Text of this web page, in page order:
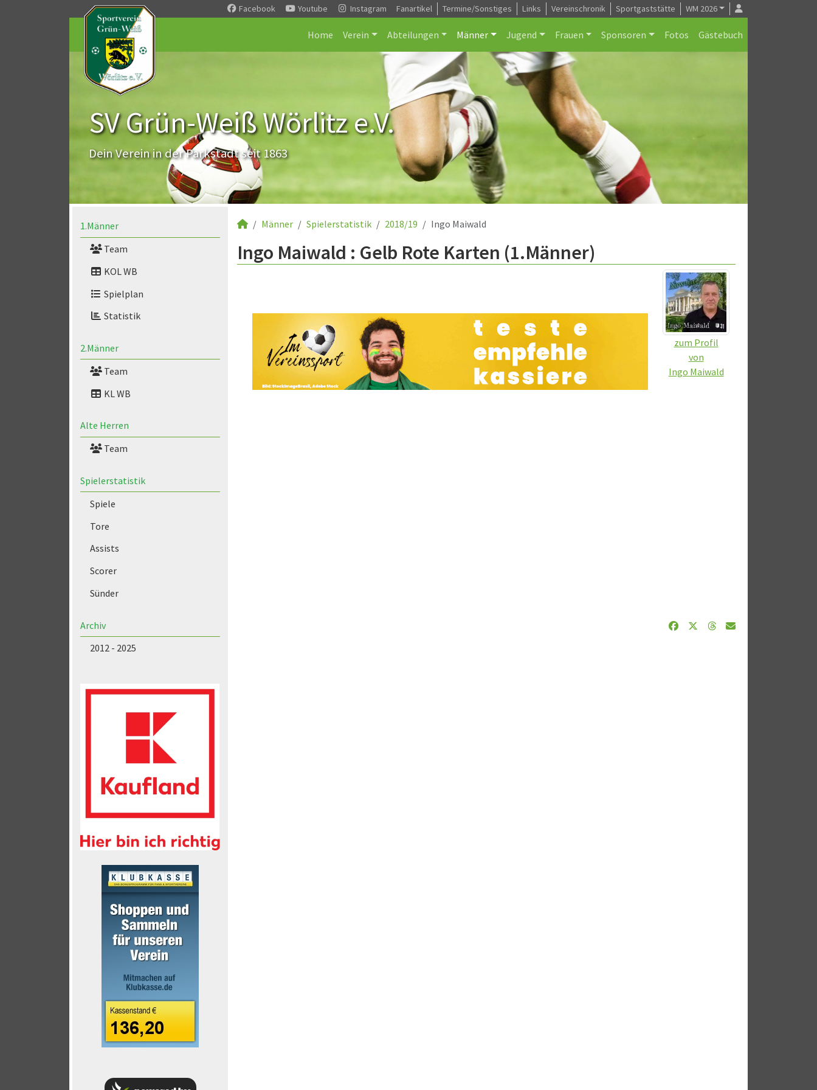
Facebook Youtube Instagram Fanartikel Termine/Sonstiges Links Vereinschronik Sportgaststätte WM 2026
Home Verein Abteilungen Männer Jugend Frauen Sponsoren Fotos Gästebuch
SV Grün-Weiß Wörlitz e.V.
Dein Verein in der Parkstadt seit 1863
1.Männer
Team
KOL WB
Spielplan
Statistik
2.Männer
Team
KL WB
Alte Herren
Team
Spielerstatistik
Spiele
Tore
Assists
Scorer
Sünder
Archiv
2012 - 2025
Männer Spielerstatistik 2018/19 Ingo Maiwald
Ingo Maiwald : Gelb Rote Karten (1.Männer)
zum Profil
von
Ingo Maiwald